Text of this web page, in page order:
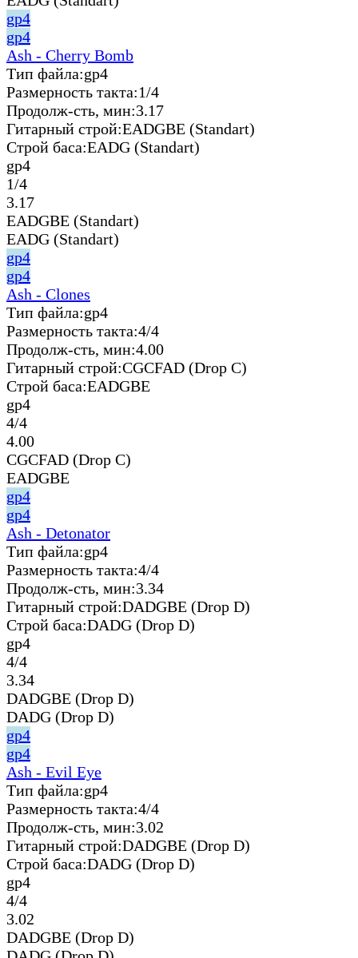
gp4
gp4
Ash - Cherry Bomb
Тип файла:gp4
Размерность такта:1/4
Продолж-сть, мин:3.17
Гитарный строй:EADGBE (Standart)
Строй баса:EADG (Standart)
gp4
1/4
3.17
EADGBE (Standart)
EADG (Standart)
gp4
gp4
Ash - Clones
Тип файла:gp4
Размерность такта:4/4
Продолж-сть, мин:4.00
Гитарный строй:CGCFAD (Drop C)
Строй баса:EADGBE
gp4
4/4
4.00
CGCFAD (Drop C)
EADGBE
gp4
gp4
Ash - Detonator
Тип файла:gp4
Размерность такта:4/4
Продолж-сть, мин:3.34
Гитарный строй:DADGBE (Drop D)
Строй баса:DADG (Drop D)
gp4
4/4
3.34
DADGBE (Drop D)
DADG (Drop D)
gp4
gp4
Ash - Evil Eye
Тип файла:gp4
Размерность такта:4/4
Продолж-сть, мин:3.02
Гитарный строй:DADGBE (Drop D)
Строй баса:DADG (Drop D)
gp4
4/4
3.02
DADGBE (Drop D)